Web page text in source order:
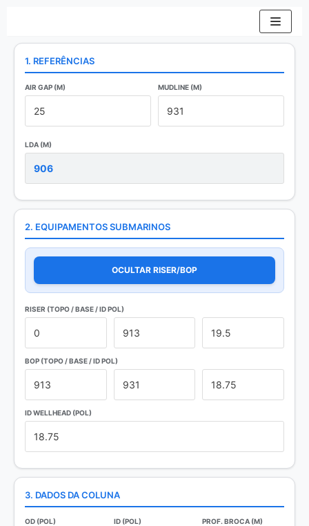
Pular
para
o
conteúdo
1. REFERÊNCIAS
AIR GAP (M) MUDLINE (M)
LDA (M)
2. EQUIPAMENTOS SUBMARINOS
OCULTAR RISER/BOP
RISER (TOPO / BASE / ID POL)
BOP (TOPO / BASE / ID POL)
ID WELLHEAD (POL)
3. DADOS DA COLUNA
OD (POL) ID (POL) PROF. BROCA (M)